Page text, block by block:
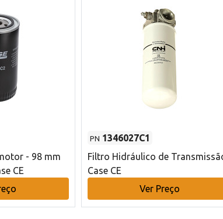
- 98 mm
CE
PN 1346027C1
Filtro Hidráulico de
Case CE
Ver Preço